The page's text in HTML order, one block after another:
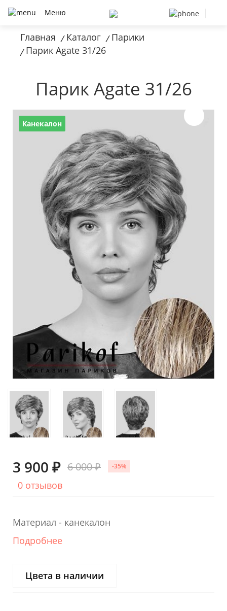
Меню
Главная / Каталог / Парики
/ Парик Agate 31/26
Парик Agate 31/26
Канекалон
3 900 ₽ 6 000 ₽ -35%
0 отзывов
Материал - канекалон
Подробнее
Цвета в наличии